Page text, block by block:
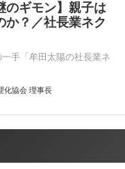
のギモン】親子は
か？／社長業ネク
手「牟田太陽の社長業ネ
化協会 理事長